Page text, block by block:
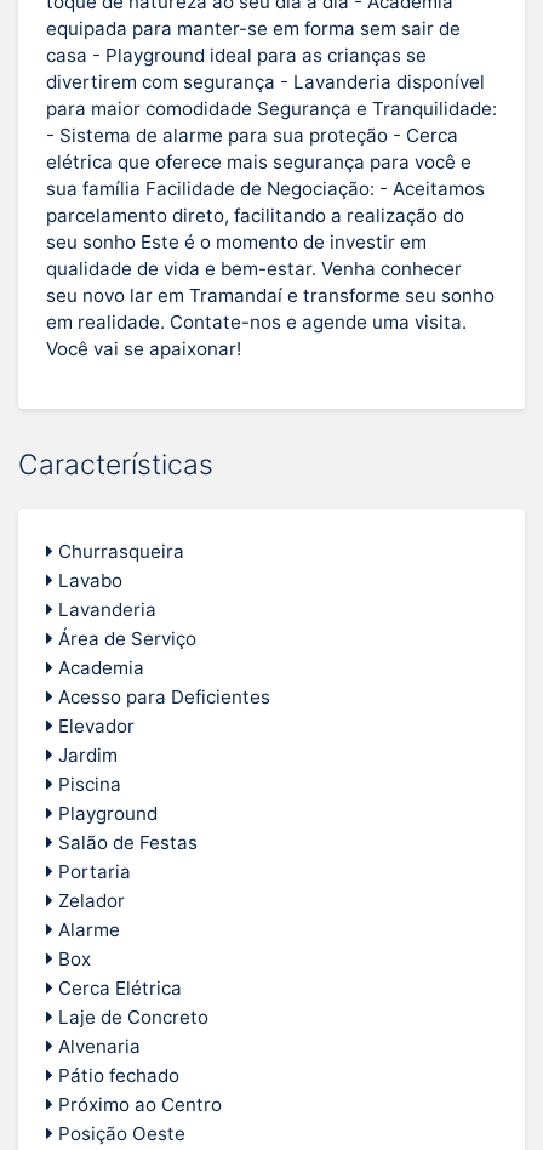
equipada para manter-se em forma sem sair de
casa - Playground ideal para as crianças se
divertirem com segurança - Lavanderia disponível
para maior comodidade Segurança e Tranquilidade:
- Sistema de alarme para sua proteção - Cerca
elétrica que oferece mais segurança para você e
sua família Facilidade de Negociação: - Aceitamos
parcelamento direto, facilitando a realização do
seu sonho Este é o momento de investir em
qualidade de vida e bem-estar. Venha conhecer
seu novo lar em Tramandaí e transforme seu sonho
em realidade. Contate-nos e agende uma visita.
Você vai se apaixonar!
Características
Churrasqueira
Lavabo
Lavanderia
Área de Serviço
Academia
Acesso para Deficientes
Elevador
Jardim
Piscina
Playground
Salão de Festas
Portaria
Zelador
Alarme
Box
Cerca Elétrica
Laje de Concreto
Alvenaria
Pátio fechado
Próximo ao Centro
Posição Oeste